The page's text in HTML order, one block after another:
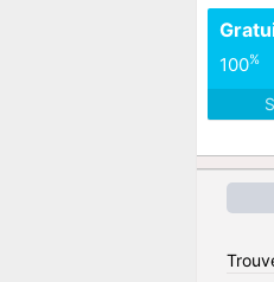
100%